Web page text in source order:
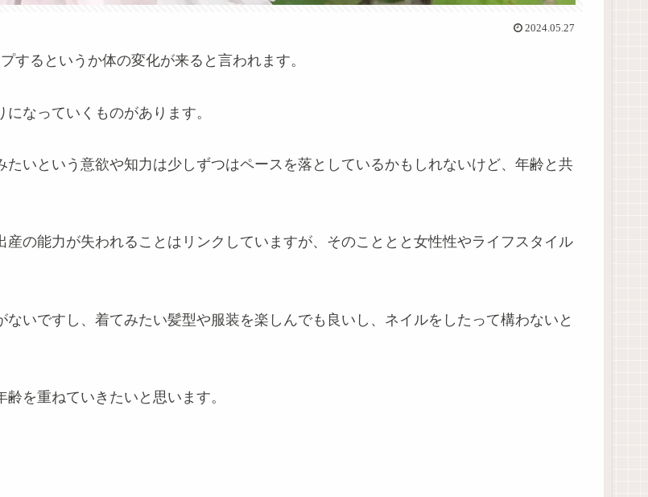
2024.05.27
するというか体の変化が来ると言われます。
なっていくものがあります。
いという意欲や知力は少しずつはペースを落としているかもしれないけど、年齢と共
の能力が失われることはリンクしていますが、そのこととと女性性やライフスタイル
いですし、着てみたい髪型や服装を楽しんでも良いし、ネイルをしたって構わないと
を重ねていきたいと思います。